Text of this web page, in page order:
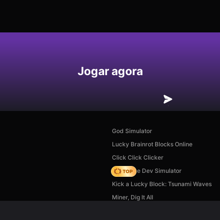
Jogar agora
God Simulator
Lucky Brainrot Blocks Online
Click Click Clicker
Idle Game Dev Simulator
Kick a Lucky Block: Tsunami Waves
Miner, Dig It All